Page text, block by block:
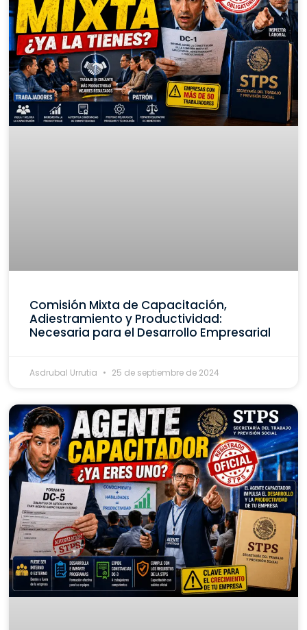
Comisión Mixta de Capacitación,
Adiestramiento y Productividad:
Necesaria para el Desarrollo Empresarial
Asdrubal Urrutia 25 de septiembre de 2024